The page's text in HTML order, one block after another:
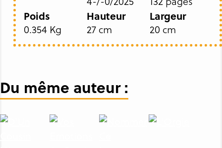
Poids
0.354 Kg
Hauteur
27 cm
Largeur
20 cm
Du même auteur :